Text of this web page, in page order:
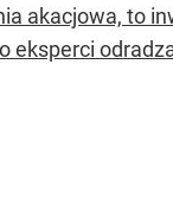
akacjowa, to
eksperci